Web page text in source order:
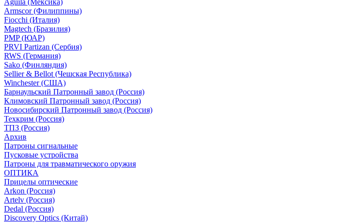
Aguila (Мексика)
Armscor (Филиппины)
Fiocchi (Италия)
Magtech (Бразилия)
PMP (ЮАР)
PRVI Partizan (Сербия)
RWS (Германия)
Sako (Финляндия)
Sellier & Bellot (Чешская Республика)
Winchester (США)
Барнаульский Патронный завод (Россия)
Климовский Патронный завод (Россия)
Новосибирский Патронный завод (Россия)
Техкрим (Россия)
ТПЗ (Россия)
Архив
Патроны сигнальные
Пусковые устройства
Патроны для травматического оружия
ОПТИКА
Прицелы оптические
Arkon (Россия)
Artelv (Россия)
Dedal (Россия)
Discovery Optics (Китай)